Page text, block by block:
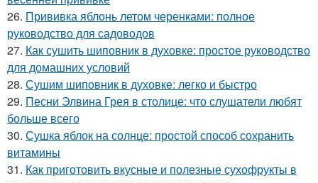
26. Прививка яблонь летом черенками: полное
руководство для садоводов
27. Как сушить шиповник в духовке: простое руководство
для домашних условий
28. Сушим шиповник в духовке: легко и быстро
29. Песни Элвина Грея в столице: что слушатели любят
больше всего
30. Сушка яблок на солнце: простой способ сохранить
витамины
31. Как приготовить вкусные и полезные сухофрукты в